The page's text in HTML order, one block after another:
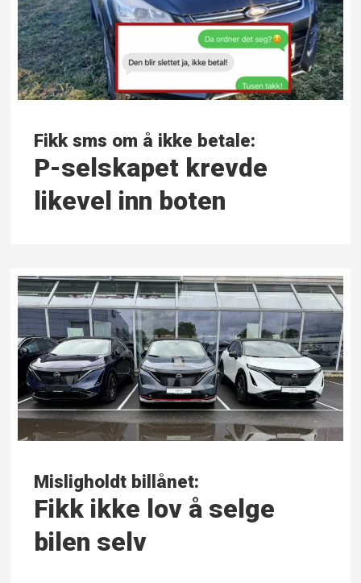
Fikk sms om å ikke betale:
P-selskapet krevde
likevel inn boten
Misligholdt billånet:
Fikk ikke lov å selge
bilen selv